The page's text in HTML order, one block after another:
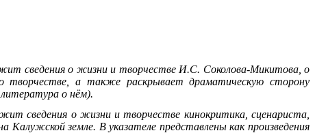
сведения о жизни и творчестве И.С. Соколова-Микитова, о
а также раскрывает драматическую сторону
о нём).
сведения о жизни и творчестве кинокритика, сценариста,
земле. В указателе представлены как произведения